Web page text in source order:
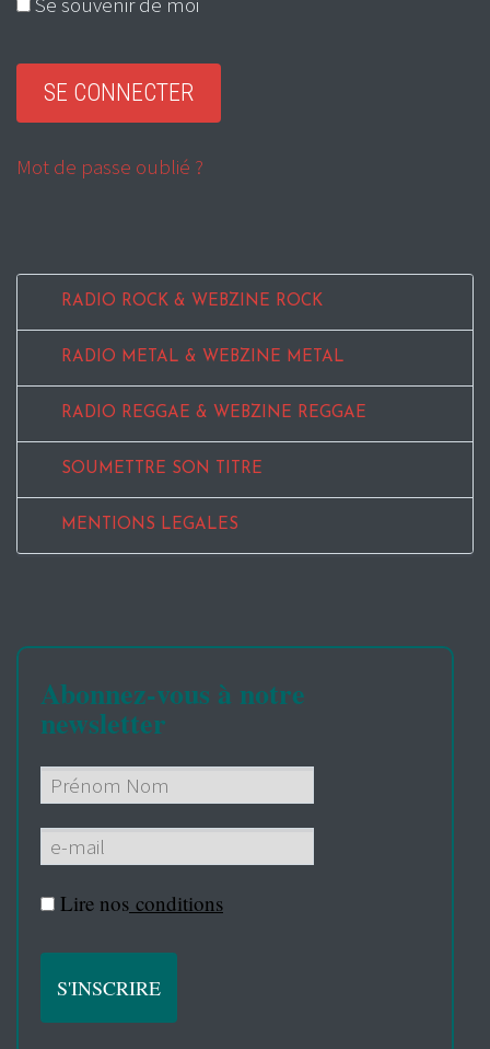
Mot de passe oublié ?
RADIO ROCK & WEBZINE ROCK
RADIO METAL & WEBZINE METAL
RADIO REGGAE & WEBZINE REGGAE
SOUMETTRE SON TITRE
MENTIONS LEGALES
Abonnez-vous à notre
newsletter
Lire nos conditions